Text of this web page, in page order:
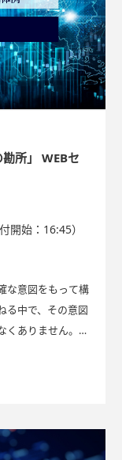
所」 WEBセ
付開始：16:45）
な意図をもって構
る中で、その意図
ありません。
し、営業担当者
では、そのための